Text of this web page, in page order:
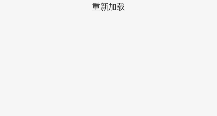
重新加载